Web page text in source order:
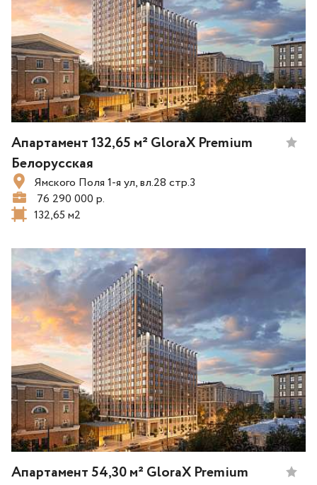
Апартамент 132,65 м² GloraX Premium
Белорусская
Ямского Поля 1-я ул, вл.28 стр.3
76 290 000 р.
132,65 м2
Апартамент 54,30 м² GloraX Premium